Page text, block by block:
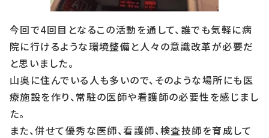
今回で4回目となるこの活動を通して、誰でも気軽に病
院に行けるような環境整備と人々の意識改革が必要だ
と思いました。
山奥に住んでいる人も多いので、そのような場所にも医
療施設を作り、常駐の医師や看護師の必要性を感じまし
た。
また、併せて優秀な医師、看護師、検査技師を育成して